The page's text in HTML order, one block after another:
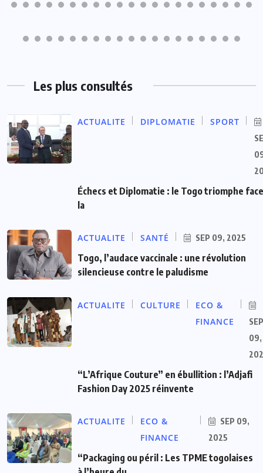
Les plus consultés
ACTUALITE DIPLOMATIE SPORT
Échecs et Diplomatie : le Togo triomphe
la
ACTUALITE SANTÉ SEP 09, 2025
Togo, l’audace vaccinale : une révolution
silencieuse contre le paludisme
ACTUALITE CULTURE
ECO &
FINANCE
SEP
09,
“L’Afrique Couture” en ébullition : l’Adjafi
Fashion Day 2025 réinvente
ACTUALITE
ECO &
FINANCE
SEP 09,
2025
“Packaging ou péril : Les TPME togolaises